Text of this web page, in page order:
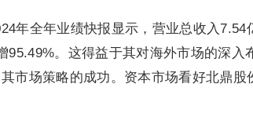
年全年业绩快报显示，营业总收入7.54
95.49%。这得益于其对海外市场的深入
市场策略的成功。资本市场看好北鼎股